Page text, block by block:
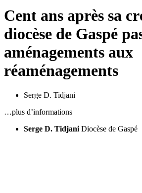
Cent ans après sa
diocèse de Gaspé
aménagements aux
réaménagements
Serge D. Tidjani
…plus d’informations
Serge D. Tidjani Diocèse de Gaspé